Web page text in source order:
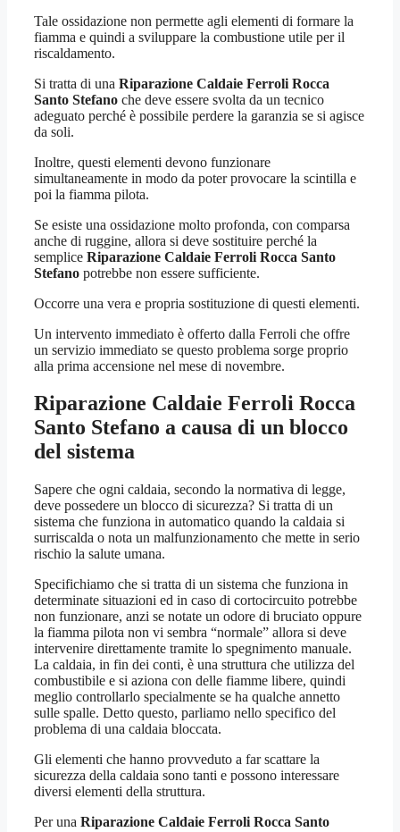
Tale ossidazione non permette agli elementi di formare la
fiamma e quindi a sviluppare la combustione utile per il
riscaldamento.
Si tratta di una Riparazione Caldaie Ferroli Rocca
Santo Stefano che deve essere svolta da un tecnico
adeguato perché è possibile perdere la garanzia se si agisce
da soli.
Inoltre, questi elementi devono funzionare
simultaneamente in modo da poter provocare la scintilla e
poi la fiamma pilota.
Se esiste una ossidazione molto profonda, con comparsa
anche di ruggine, allora si deve sostituire perché la
semplice Riparazione Caldaie Ferroli Rocca Santo
Stefano potrebbe non essere sufficiente.
Occorre una vera e propria sostituzione di questi elementi.
Un intervento immediato è offerto dalla Ferroli che offre
un servizio immediato se questo problema sorge proprio
alla prima accensione nel mese di novembre.
Riparazione Caldaie Ferroli Rocca
Santo Stefano a causa di un blocco
del sistema
Sapere che ogni caldaia, secondo la normativa di legge,
deve possedere un blocco di sicurezza? Si tratta di un
sistema che funziona in automatico quando la caldaia si
surriscalda o nota un malfunzionamento che mette in serio
rischio la salute umana.
Specifichiamo che si tratta di un sistema che funziona in
determinate situazioni ed in caso di cortocircuito potrebbe
non funzionare, anzi se notate un odore di bruciato oppure
la fiamma pilota non vi sembra “normale” allora si deve
intervenire direttamente tramite lo spegnimento manuale.
La caldaia, in fin dei conti, è una struttura che utilizza del
combustibile e si aziona con delle fiamme libere, quindi
meglio controllarlo specialmente se ha qualche annetto
sulle spalle. Detto questo, parliamo nello specifico del
problema di una caldaia bloccata.
Gli elementi che hanno provveduto a far scattare la
sicurezza della caldaia sono tanti e possono interessare
diversi elementi della struttura.
Per una Riparazione Caldaie Ferroli Rocca Santo